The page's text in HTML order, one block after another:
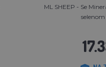
ML SHEEP - Se